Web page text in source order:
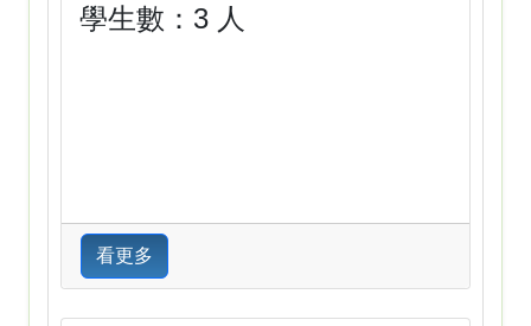
學生數：3 人
看更多